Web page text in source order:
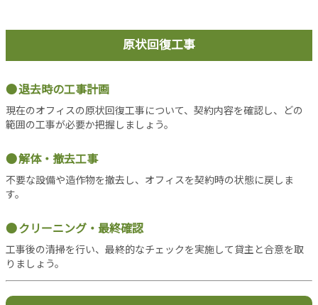
い
合
わ
原状回復工事
退去時の工事計画
現在のオフィスの原状回復工事について、契約内容を確認し、どの
範囲の工事が必要か把握しましょう。
解体・撤去工事
不要な設備や造作物を撤去し、オフィスを契約時の状態に戻しま
す。
クリーニング・最終確認
工事後の清掃を行い、最終的なチェックを実施して貸主と合意を取
りましょう。